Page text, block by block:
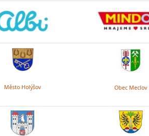
Město Holýšov Obec Meclov